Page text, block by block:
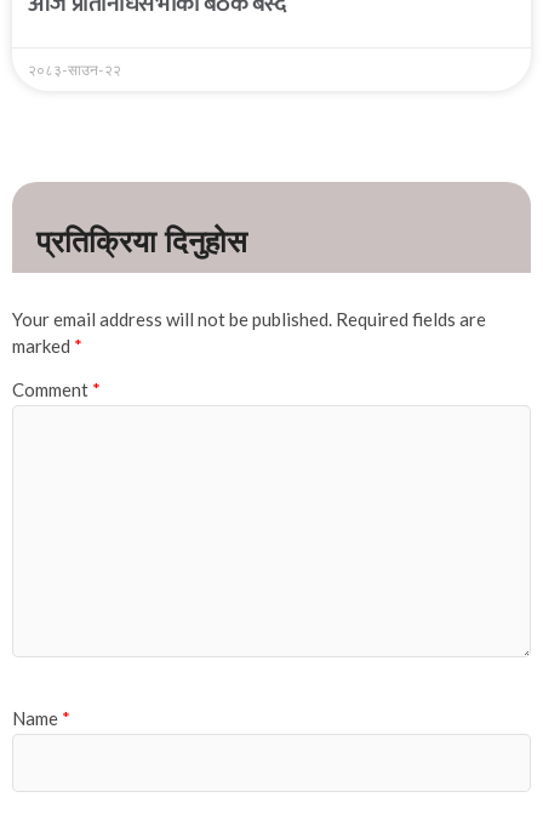
२०८३-साउन-२२
Your email address will not be published. Required fields are
marked *
Comment *
Name *